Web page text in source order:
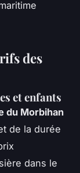
des
et enfants
du Morbihan
de la durée
dans le